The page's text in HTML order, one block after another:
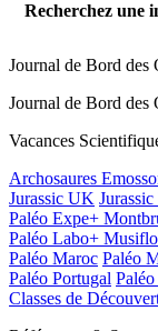
Recherchez une
Journal de Bord des
Journal de Bord des
Vacances
Archosaures
Jurassic UK
Paléo Expe+
Paléo Labo+
Paléo Maroc Paléo
Paléo Portugal
Classes de